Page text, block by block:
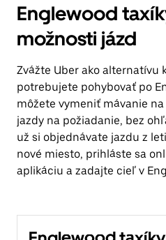
Englewood
možnosti jázd
Zvážte Uber ako alternatívu
potrebujete pohybovať po
môžete vymeniť mávanie
jazdy na požiadanie, bez
už si objednávate jazdu z
nové miesto, prihláste sa
aplikáciu a zadajte cieľ v